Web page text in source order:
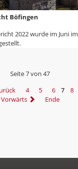
Böfingen
2022 wurde im Juni im
Seite 7 von 47
4 5 6 7 8
Vorwärts
Ende